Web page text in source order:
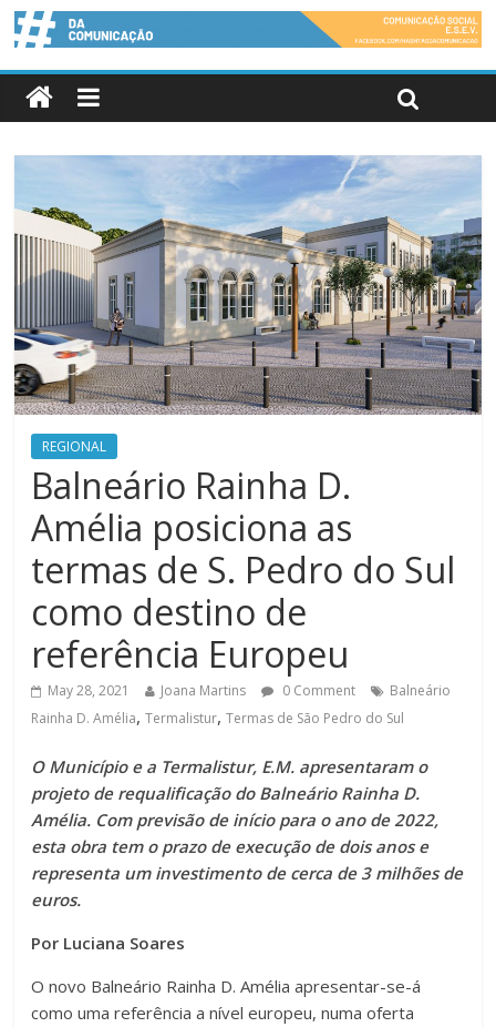
REGIONAL
Balneário Rainha D.
Amélia posiciona as
termas de S. Pedro do Sul
como destino de
referência Europeu
May 28, 2021 Joana Martins 0 Comment
Balneário
Rainha D. Amélia,Termalistur,Termas de São Pedro do Sul
O Município e a Termalistur, E.M. apresentaram o
projeto de requalificação do Balneário Rainha D.
Amélia. Com previsão de início para o ano de 2022,
esta obra tem o prazo de execução de dois anos e
representa um investimento de cerca de 3 milhões de
euros.
Por Luciana Soares
O novo Balneário Rainha D. Amélia apresentar-se-á
como uma referência a nível europeu, numa oferta